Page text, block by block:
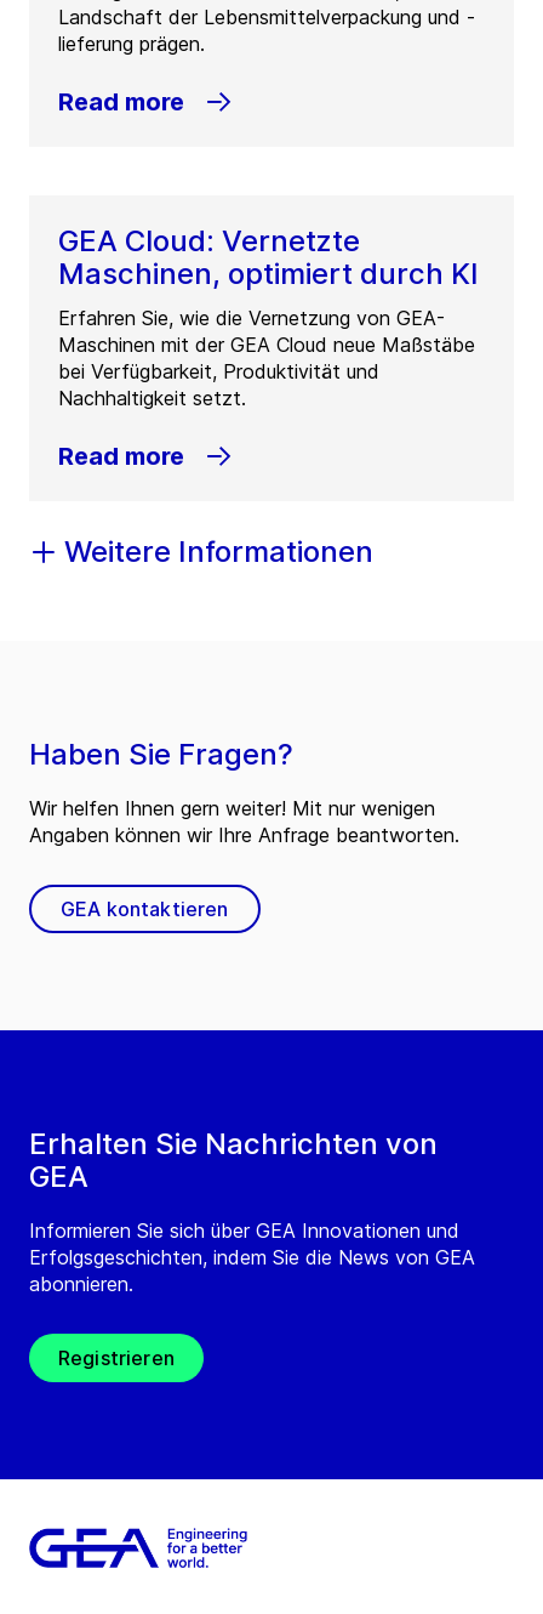
Landschaft der Lebensmittelverpackung und -
lieferung prägen.
Read more
GEA Cloud: Vernetzte
Maschinen, optimiert durch KI
Erfahren Sie, wie die Vernetzung von GEA-
Maschinen mit der GEA Cloud neue Maßstäbe
bei Verfügbarkeit, Produktivität und
Nachhaltigkeit setzt.
Read more
Weitere Informationen
Erhalten Sie Nachrichten von
GEA
Informieren Sie sich über GEA Innovationen und
Erfolgsgeschichten, indem Sie die News von GEA
abonnieren.
Registrieren
Haben Sie Fragen?
Wir helfen Ihnen gern weiter! Mit nur wenigen
Angaben können wir Ihre Anfrage beantworten.
GEA kontaktieren